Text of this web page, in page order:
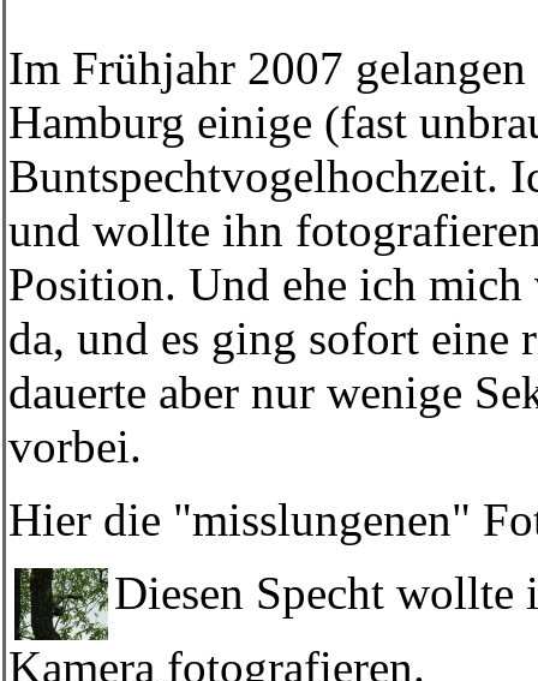
Im Frühjahr 2007
Hamburg einige (fast
Buntspechtvogelhochzeit.
und wollte ihn
Position. Und ehe ich
da, und es ging sofort eine
dauerte aber nur wenige
vorbei.
Hier die "misslungenen"
Diesen Specht
Kamera fotografieren.